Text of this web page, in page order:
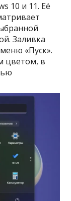
10 и 11. Её
Заливка
«Пуск».
цветом, в